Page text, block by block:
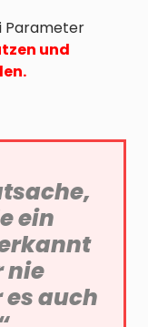
Parameter
und
ein
nie
auch